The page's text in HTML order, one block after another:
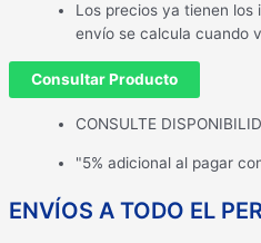
Los precios ya tienen los
envío se calcula cuando
Consultar Producto
CONSULTE
"5% adicional al pagar
ENVÍOS A TODO EL